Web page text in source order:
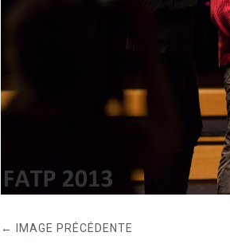
← IMAGE PRÉCÉDENTE